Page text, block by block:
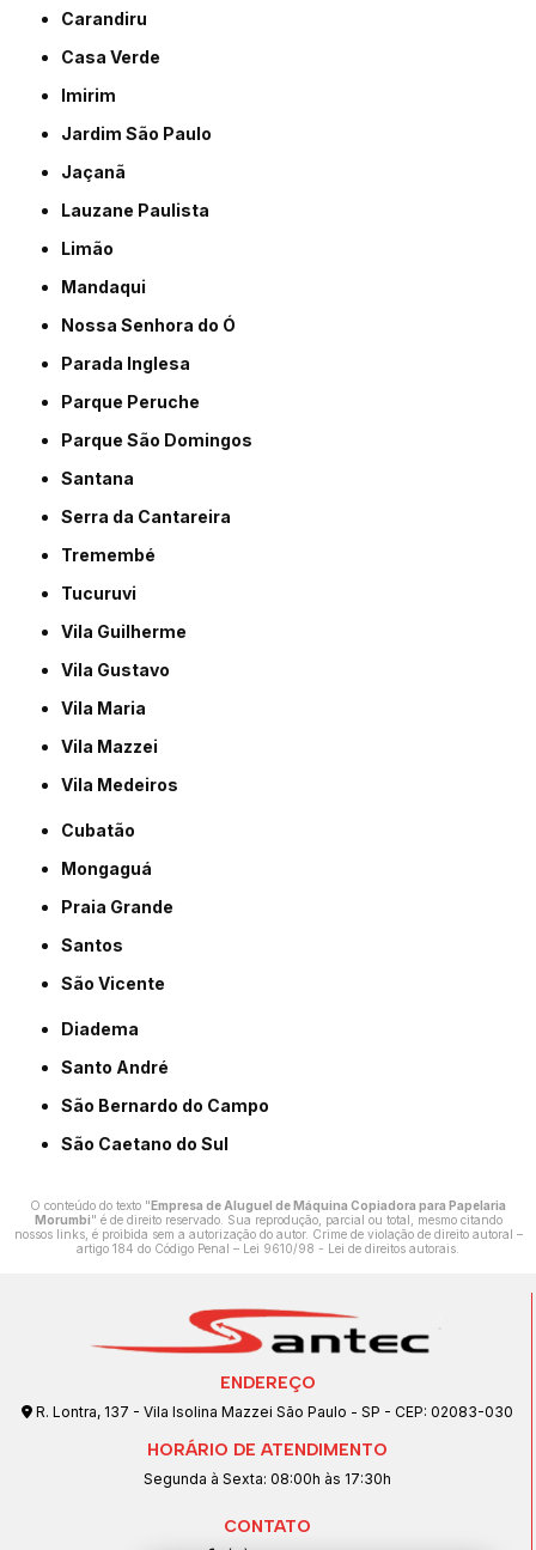
Carandiru
Casa Verde
Imirim
Jardim São Paulo
Jaçanã
Lauzane Paulista
Limão
Mandaqui
Nossa Senhora do Ó
Parada Inglesa
Parque Peruche
Parque São Domingos
Santana
Serra da Cantareira
Tremembé
Tucuruvi
Vila Guilherme
Vila Gustavo
Vila Maria
Vila Mazzei
Vila Medeiros
Cubatão
Mongaguá
Praia Grande
Santos
São Vicente
Diadema
Santo André
São Bernardo do Campo
São Caetano do Sul
O conteúdo do texto "Empresa de Aluguel de Máquina Copiadora para Papelaria
Morumbi" é de direito reservado. Sua reprodução, parcial ou total, mesmo citando
nossos links, é proibida sem a autorização do autor. Crime de violação de direito autoral –
artigo 184 do Código Penal – Lei 9610/98 - Lei de direitos autorais
ENDEREÇO
R. Lontra, 137 - Vila Isolina Mazzei São Paulo - SP - CEP: 02083-030
HORÁRIO DE ATENDIMENTO
Segunda à Sexta: 08:00h às 17:30h
CONTATO